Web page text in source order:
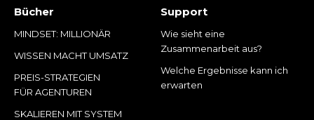
Bücher
MINDSET: MILLIONÄR
WISSEN MACHT UMSATZ
PREIS-STRATEGIEN
FÜR AGENTUREN
SKALIEREN MIT SYSTEM
Support
Wie sieht eine
Zusammenarbeit aus?
Welche Ergebnisse kann ich
erwarten